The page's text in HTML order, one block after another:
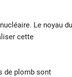
Le noyau du
cette
de plomb sont